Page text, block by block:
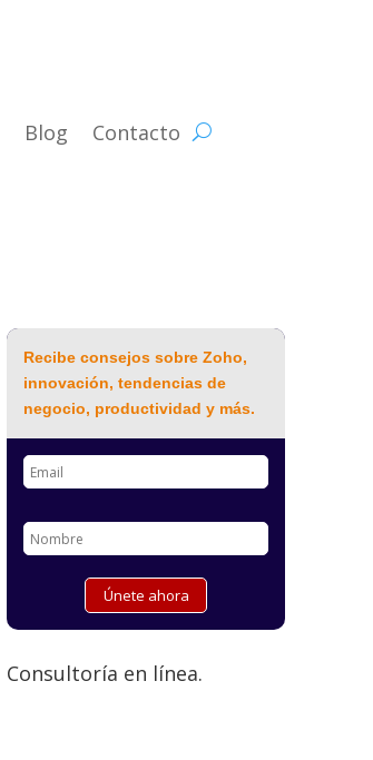
Blog Contacto
Recibe consejos sobre Zoho,
innovación, tendencias de
negocio, productividad y más.
Consultoría en línea.